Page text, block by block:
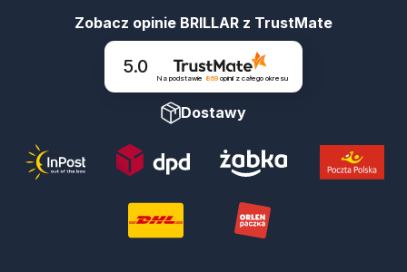
Zobacz opinie BRILLAR z TrustMate
5.0
Na podstawie 869 opinii z całego okresu
Dostawy